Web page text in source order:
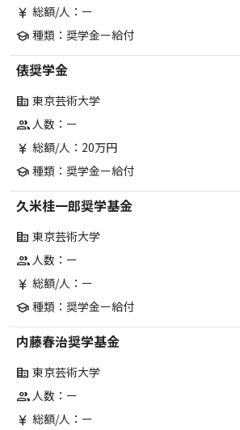
currency_yen 総額/人：ー
school 種類：奨学金ー給付
俵奨学金
corporate_fare 東京芸術大学
group人数：ー
currency_yen 総額/人：20万円
school 種類：奨学金ー給付
久米桂一郎奨学基金
corporate_fare 東京芸術大学
group人数：ー
currency_yen 総額/人：ー
school 種類：奨学金ー給付
内藤春治奨学基金
corporate_fare 東京芸術大学
group人数：ー
currency_yen 総額/人：ー